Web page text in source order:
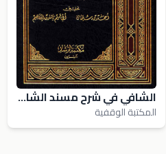
الشافي في شرح مسند الشافعي
المكتبة الوقفية